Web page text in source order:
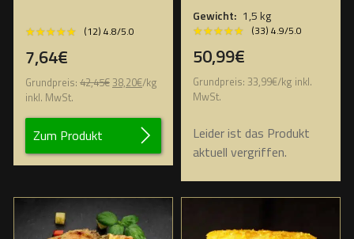
★★★★★
★★★★★ (12) 4.8/5.0
7,64€
Grundpreis: 42,45€ Ursprünglicher
42,45€
38,20€Aktueller
38,20€.
/kg
inkl. MwSt.
Zum Produkt
Gewicht: 1,5 kg
★★★★★
★★★★★ (33) 4.9/5.0
50,99€
Grundpreis: 33,99€/kg inkl.
MwSt.
Leider ist das Produkt
aktuell vergriffen.